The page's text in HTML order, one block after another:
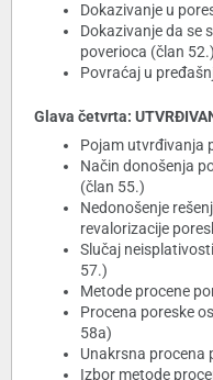
Dokazivanje u
Dokazivanje da se
poverioca (član 52.)
Povraćaj u
Glava četvrta:
Pojam utvrđivanja
Način donošenja
(član 55.)
Nedonošenje
revalorizacije
Slučaj
57.)
Metode procene
Procena poreske
58a)
Unakrsna procena
Izbor metode